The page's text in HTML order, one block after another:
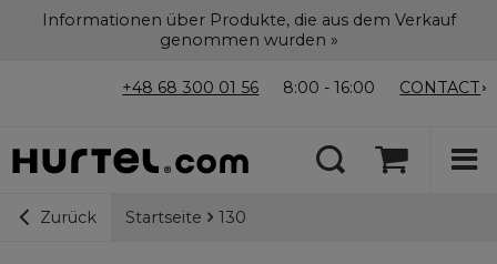
Informationen über Produkte, die aus dem Verkauf
genommen wurden »
+48 68 300 01 56 8:00 - 16:00 CONTACT
Zurück Startseite 130